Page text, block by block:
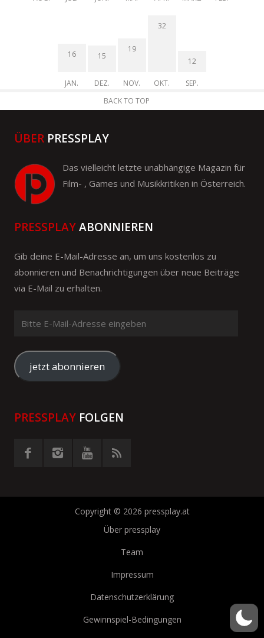
16
JAN.
15
DEZ.
19
NOV.
32
OKT.
12
SEP.
BACK TO TOP
ÜBER PRESSPLAY
Das vielleicht letzte unabhängige Magazin für
Film- , Games und Musikkritiken in Österreich.
PRESSPLAYABONNIEREN
Gib deine E-Mail-Adresse an, um uns kostenlos zu
abonnieren und Benachrichtigungen über neue Beiträge
via E-Mail zu erhalten.
Mail-
Adresse
eingeben
jetzt abonnieren
PRESSPLAY FOLGEN
Copyright © 2026 pressplay.at
Über pressplay
Team
Impressum
Datenschutzerklärung
Gewinnspiel-Bedingungen